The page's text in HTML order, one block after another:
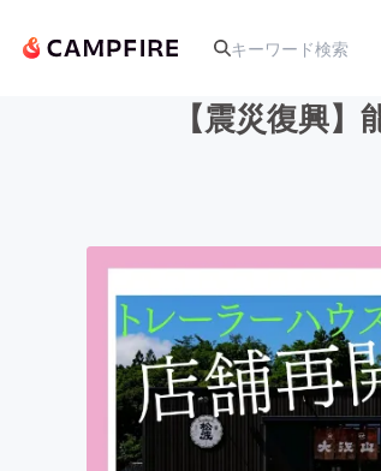
アート・写真
テクノロジー・ガ
映像・映画
【震災復興